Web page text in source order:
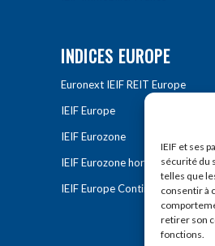
IEIF et ses
sécurité du
telles que
consentir à
retirer son
fonctions.
INDICES EUROPE
Euronext IEIF REIT Europe
IEIF Europe
IEIF Eurozone
IEIF Eurozone hors France
IEIF Europe Continentale